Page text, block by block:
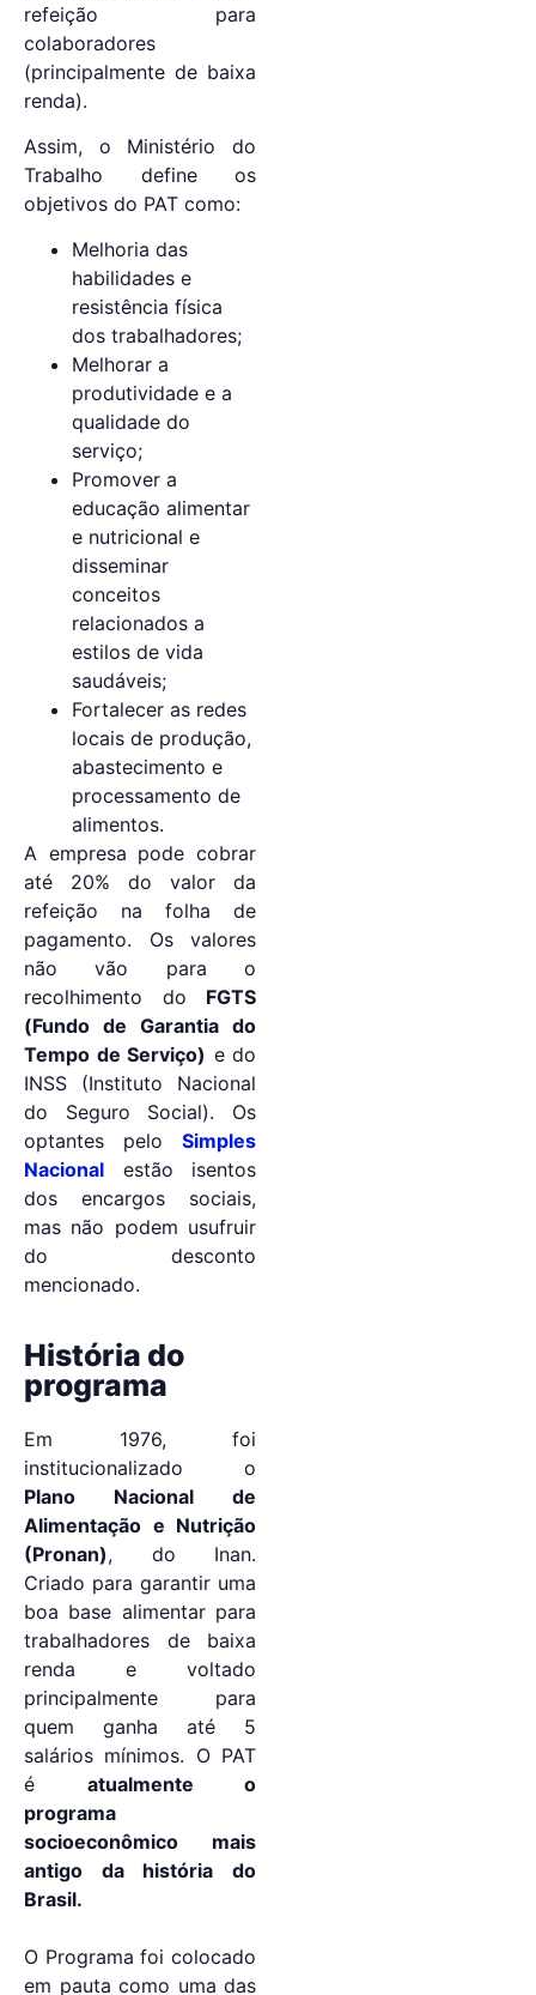
refeição para
colaboradores
(principalmente de baixa
renda).
Assim, o Ministério do
Trabalho define os
objetivos do PAT como:
Melhoria das
habilidades e
resistência física
dos trabalhadores;
Melhorar a
produtividade e a
qualidade do
serviço;
Promover a
educação alimentar
e nutricional e
disseminar
conceitos
relacionados a
estilos de vida
saudáveis;
Fortalecer as redes
locais de produção,
abastecimento e
processamento de
alimentos.
A empresa pode cobrar
até 20% do valor da
refeição na folha de
pagamento. Os valores
não vão para o
recolhimento do FGTS
(Fundo de Garantia do
Tempo de Serviço) e do
INSS (Instituto Nacional
do Seguro Social). Os
optantes pelo Simples
Nacional estão isentos
dos encargos sociais,
mas não podem usufruir
do desconto
mencionado.
História do
programa
Em 1976, foi
institucionalizado o
Plano Nacional de
Alimentação e Nutrição
(Pronan), do Inan.
Criado para garantir uma
boa base alimentar para
trabalhadores de baixa
renda e voltado
principalmente para
quem ganha até 5
salários mínimos. O PAT
é atualmente o
programa
socioeconômico mais
antigo da história do
Brasil.
O Programa foi colocado
em pauta como uma das